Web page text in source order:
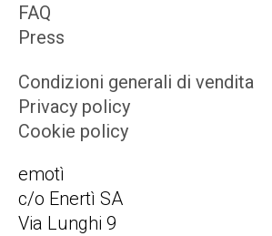
FAQ
Press
Condizioni generali di vendita
Privacy policy
Cookie policy
emotì
c/o Enertì SA
Via Lunghi 9